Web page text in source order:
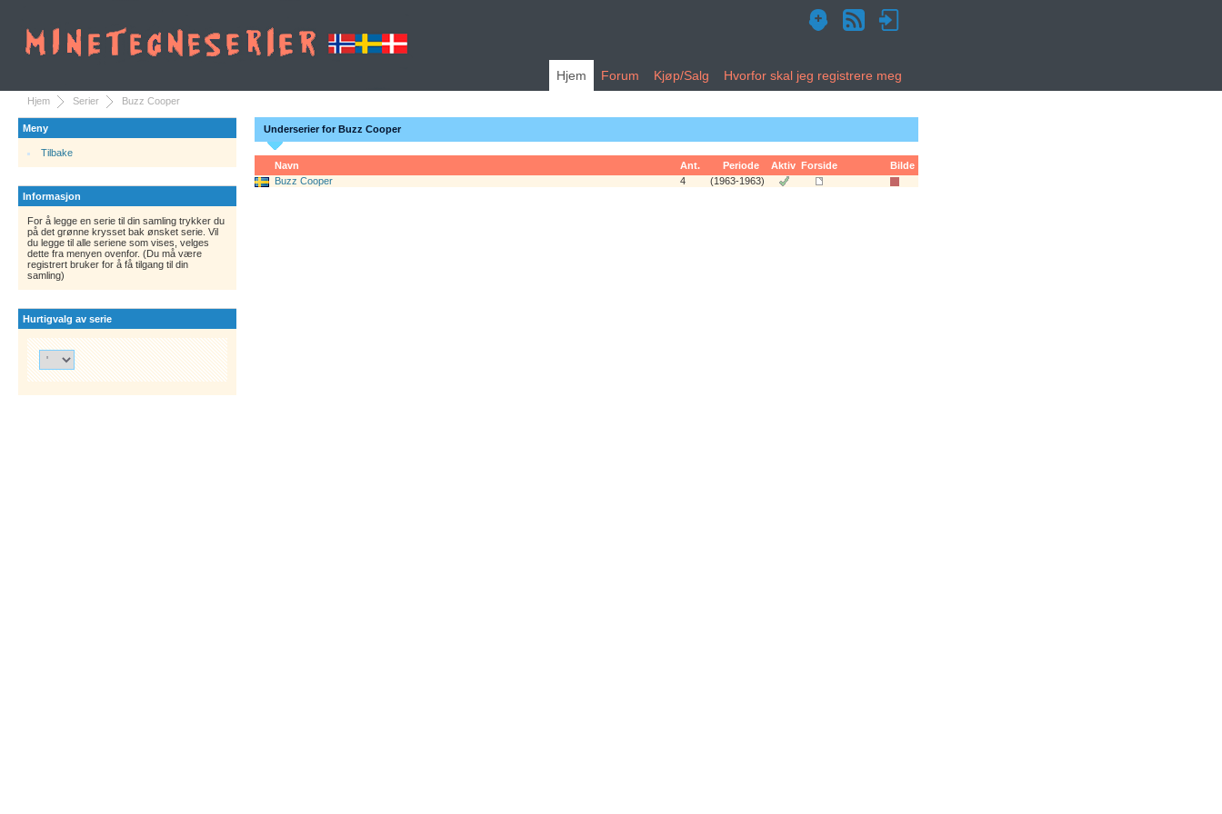
Hjem Forum Kjøp/Salg Hvorfor skal jeg registrere meg
Hjem Serier Buzz Cooper
Meny
Tilbake
Informasjon
For å legge en serie til din samling trykker du
på det grønne krysset bak ønsket serie. Vil
du legge til alle seriene som vises, velges
dette fra menyen ovenfor. (Du må være
registrert bruker for å få tilgang til din
samling)
Hurtigvalg av serie
Underserier for Buzz Cooper
Navn Ant. Periode Aktiv Forside
Bilde
Buzz Cooper
4 (1963-1963)